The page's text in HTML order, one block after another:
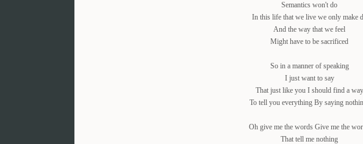
Semantics won't do
In this life that we live we only make
And the way that we feel
Might have to be sacrificed
So in a manner of speaking
I just want to say
That just like you I should find a way
To tell you everything By saying
Oh give me the words Give me the
That tell me nothing